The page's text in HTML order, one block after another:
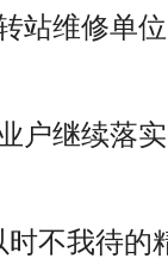
站维修单
户继续落
不我待的